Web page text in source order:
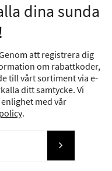
dina sunda
att registrera dig
om rabattkoder,
till vårt sortiment via e-
ditt samtycke. Vi
med vår
.